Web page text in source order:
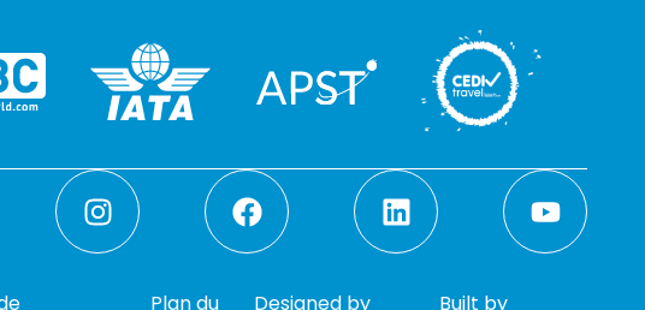
Plan du Designed by Built by